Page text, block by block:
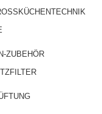
ZUBEHÖR